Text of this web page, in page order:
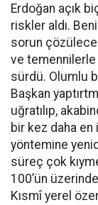
Erdoğan açık
riskler aldı.
sorun
ve temennilerle
sürdü. Olumlu
Başkan
uğratılıp,
bir kez daha en
yöntemine
süreç çok
100’ün
Kısmî yerel